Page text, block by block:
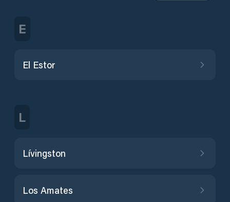
E
El Estor
L
Lívingston
Los Amates